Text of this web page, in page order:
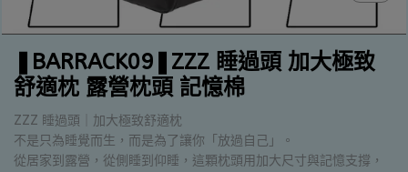
❚BARRACK09❚ZZZ 睡過頭 加大極致
舒適枕 露營枕頭 記憶棉
ZZZ 睡過頭｜加大極致舒適枕
不是只為睡覺而生，而是為了讓你「放過自己」。
從居家到露營，從側睡到仰睡，這顆枕頭用加大尺寸與記憶支撐，